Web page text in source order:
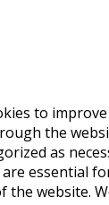
to
the
as
essential
the website.